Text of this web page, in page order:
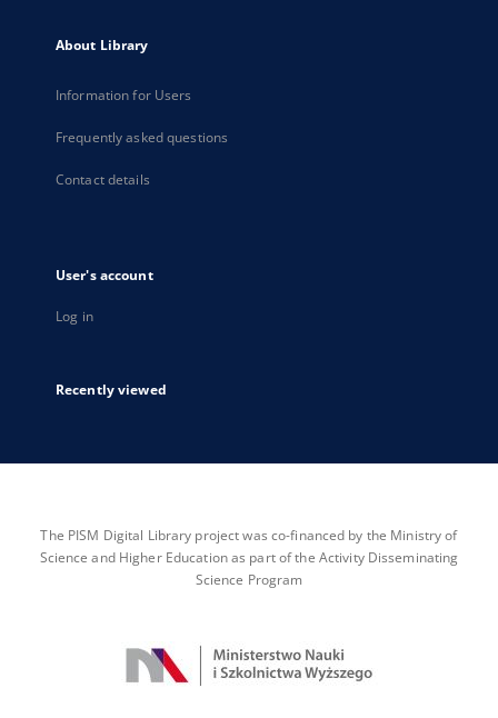
About Library
Information for Users
Frequently asked questions
Contact details
User's account
Log in
Recently viewed
The PISM Digital Library project was co-financed by the Ministry of
Science and Higher Education as part of the Activity Disseminating
Science Program